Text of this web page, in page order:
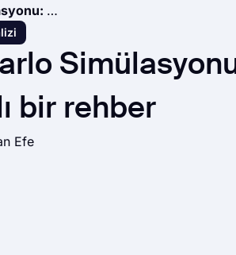
Monte Carlo Simülasyonu: Kapsamlı bir rehber
bir rehber
Efe